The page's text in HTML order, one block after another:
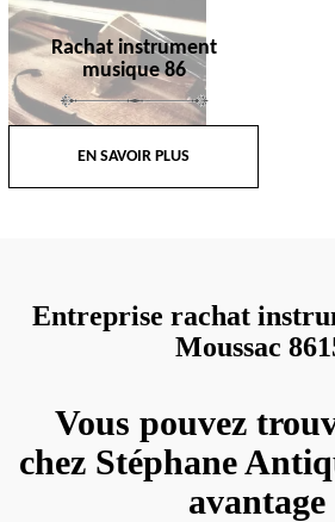
Rachat instrument
musique 86
EN SAVOIR PLUS
Entreprise rachat
Moussac
Vous pouvez
chez Stéphane
avantage